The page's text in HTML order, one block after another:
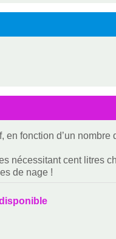
en fonction d’un
nécessitant cent litres
de nage !